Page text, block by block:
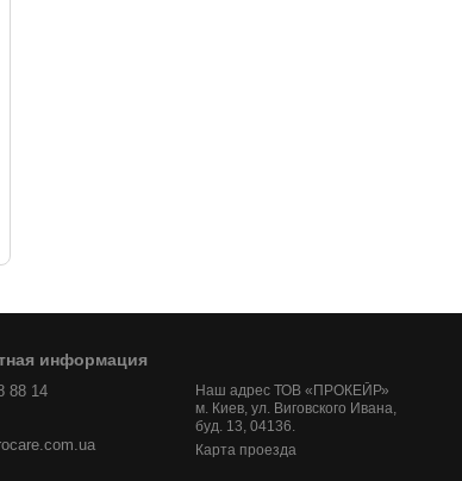
информация
88 14
Наш адрес ТОВ «ПРОКЕЙР»
м. Киев, ул. Виговского Ивана,
буд. 13, 04136.
Карта проезда